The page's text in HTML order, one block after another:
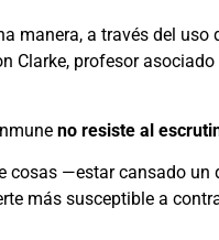
manera, a través del uso
Clarke, profesor
no resiste al
cosas —estar cansado
más susceptible a